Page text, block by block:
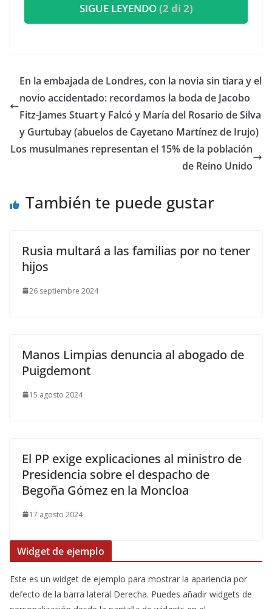
SIGUE LEYENDO(2 di 2)
​En la embajada de Londres, con la novia sin tiara y el
novio accidentado: recordamos la boda de Jacobo
Fitz-James Stuart y Falcó y María del Rosario de Silva
y Gurtubay (abuelos de Cayetano Martínez de Irujo)
Los musulmanes representan el 15% de la población
de Reino Unido
También te puede gustar
Rusia multará a las familias por no tener
hijos
26 septiembre 2024
Manos Limpias denuncia al abogado de
Puigdemont
15 agosto 2024
El PP exige explicaciones al ministro de
Presidencia sobre el despacho de
Begoña Gómez en la Moncloa
17 agosto 2024
Widget de ejemplo
Este es un widget de ejemplo para mostrar la apariencia por
defecto de la barra lateral Derecha. Puedes añadir widgets de